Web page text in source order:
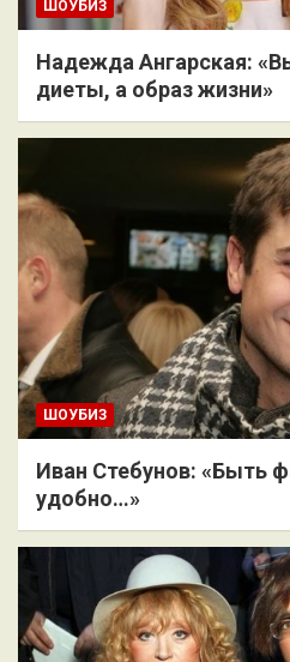
ШОУБИЗ
Надежда Ангарская:
диеты, а образ жизни»
ШОУБИЗ
Иван Стебунов: «Быть
удобно…»